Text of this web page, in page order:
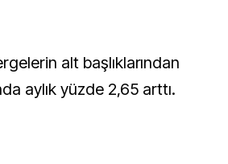
alt başlıklarından
aylık yüzde 2,65 arttı.